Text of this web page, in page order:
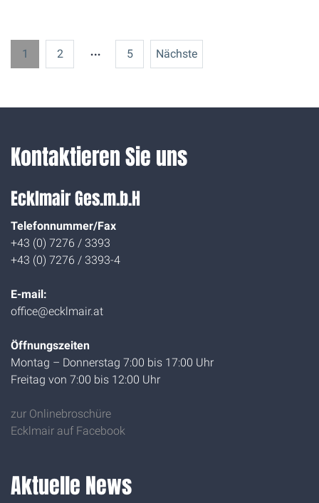
Seitennummerierung der
1 2 … 5 Nächste
Kontaktieren Sie uns
Ecklmair Ges.m.b.H
Telefonnummer/Fax
+43 (0) 7276 / 3393
+43 (0) 7276 / 3393-4
E-mail:
office@ecklmair.at
Öffnungszeiten
Montag – Donnerstag 7:00 bis 17:00 Uhr
Freitag von 7:00 bis 12:00 Uhr
zur Onlinebroschüre
Ecklmair auf Facebook
Aktuelle News